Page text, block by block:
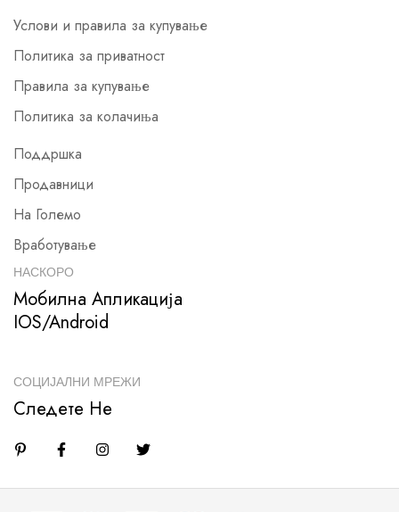
Услови и правила за купување
Политика за приватност
Правила за купување
Политика за колачиња
Поддршка
Продавници
На Големо
Вработување
НАСКОРО
Мобилна Апликација
IOS/Android
СОЦИЈАЛНИ МРЕЖИ
Следете Не